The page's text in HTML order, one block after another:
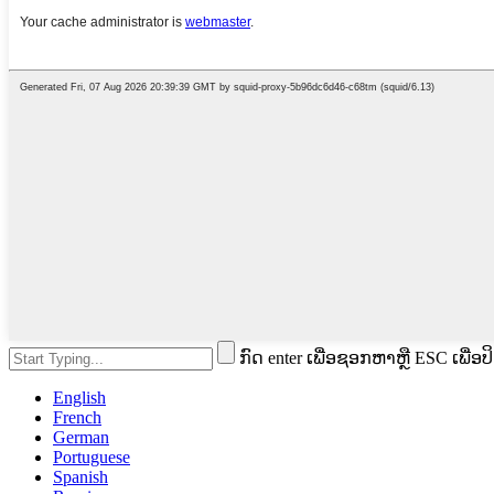
ກົດ enter ເພື່ອຊອກຫາຫຼື ESC ເພື່ອ
English
French
German
Portuguese
Spanish